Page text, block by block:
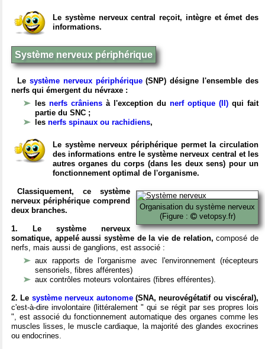
Le système nerveux central reçoit, intègre et émet des
informations.
Système nerveux périphérique
Le système nerveux périphérique(SNP) désigne l'ensemble des
nerfs qui émergent du névraxe :
les nerfs crâniens à l'exception du nerf optique (II) qui fait
partie du SNC ;
les nerfs spinaux ou rachidiens,
Le système nerveux périphérique permet la circulation
des informations entre le système nerveux central et les
autres organes du corps (dans les deux sens) pour un
fonctionnement optimal de l'organisme.
Organisation du système nerveux
(Figure :
vetopsy.fr)
Classiquement, ce système
nerveux périphérique comprend
deux branches.
1. Le système nerveux
somatique, appelé aussi système de la vie de relation, composé de
nerfs, mais aussi de ganglions, est associé :
aux rapports de l'organisme avec l'environnement (récepteurs
sensoriels, fibres afférentes)
aux contrôles moteurs volontaires (fibres efférentes).
2. Le système nerveux autonome(SNA, neurovégétatif ou viscéral),
c'est-à-dire involontaire (littéralement " qui se régit par ses propres lois
", est associé du fonctionnement automatique des organes comme les
muscles lisses, le muscle cardiaque, la majorité des glandes exocrines
ou endocrines.